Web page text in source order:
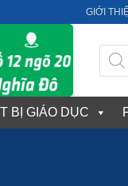
GIỚI
Tìm
kiếm
sản
phẩm
BỊ GIÁO DỤC